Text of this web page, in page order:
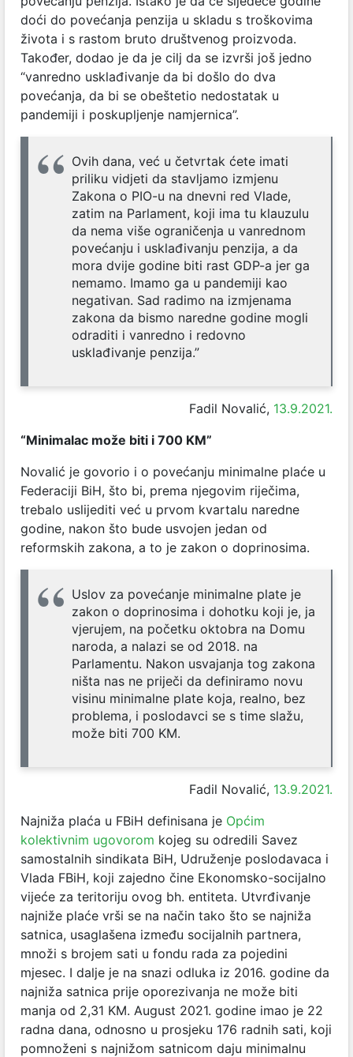
doći do povećanja penzija u skladu s troškovima
života i s rastom bruto društvenog proizvoda.
Također, dodao je da je cilj da se izvrši još jedno
“vanredno usklađivanje da bi došlo do dva
povećanja, da bi se obeštetio nedostatak u
pandemiji i poskupljenje namjernica”.
Ovih dana, već u četvrtak ćete imati
priliku vidjeti da stavljamo izmjenu
Zakona o PIO-u na dnevni red Vlade,
zatim na Parlament, koji ima tu klauzulu
da nema više ograničenja u vanrednom
povećanju i usklađivanju penzija, a da
mora dvije godine biti rast GDP-a jer ga
nemamo. Imamo ga u pandemiji kao
negativan. Sad radimo na izmjenama
zakona da bismo naredne godine mogli
odraditi i vanredno i redovno
usklađivanje penzija.”
Fadil Novalić, 13.9.2021.
“Minimalac može biti i 700 KM”
Novalić je govorio i o povećanju minimalne plaće u
Federaciji BiH, što bi, prema njegovim riječima,
trebalo uslijediti već u prvom kvartalu naredne
godine, nakon što bude usvojen jedan od
reformskih zakona, a to je zakon o doprinosima.
Uslov za povećanje minimalne plate je
zakon o doprinosima i dohotku koji je, ja
vjerujem, na početku oktobra na Domu
naroda, a nalazi se od 2018. na
Parlamentu. Nakon usvajanja tog zakona
ništa nas ne priječi da definiramo novu
visinu minimalne plate koja, realno, bez
problema, i poslodavci se s time slažu,
može biti 700 KM.
Fadil Novalić, 13.9.2021.
Najniža plaća u FBiH definisana je Općim
kolektivnim ugovorom kojeg su odredili Savez
samostalnih sindikata BiH, Udruženje poslodavaca i
Vlada FBiH, koji zajedno čine Ekonomsko-socijalno
vijeće za teritoriju ovog bh. entiteta. Utvrđivanje
najniže plaće vrši se na način tako što se najniža
satnica, usaglašena između socijalnih partnera,
množi s brojem sati u fondu rada za pojedini
mjesec. I dalje je na snazi odluka iz 2016. godine da
najniža satnica prije oporezivanja ne može biti
manja od 2,31 KM. August 2021. godine imao je 22
radna dana, odnosno u prosjeku 176 radnih sati, koji
pomnoženi s najnižom satnicom daju minimalnu